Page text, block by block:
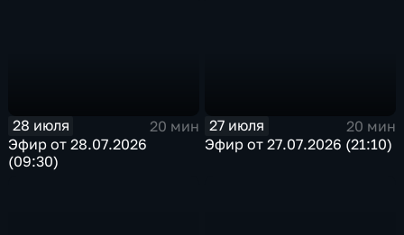
28 июля
20 мин
Эфир от 28.07.2026
(09:30)
27 июля
20 мин
Эфир от 27.07.2026 (21:10)